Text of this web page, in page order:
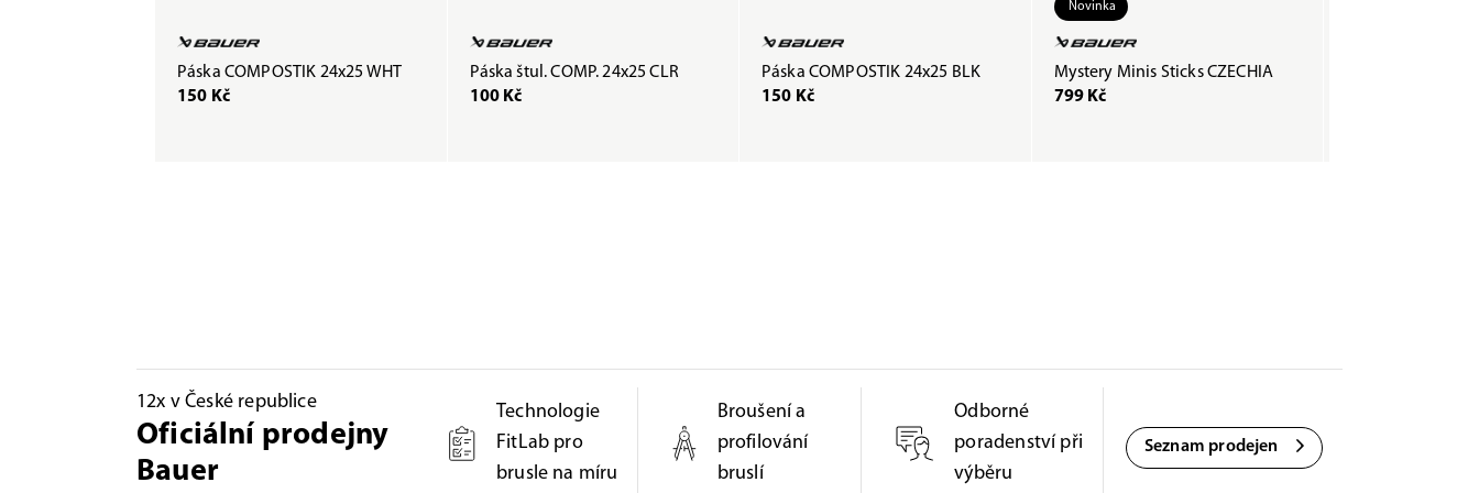
Páska COMPOSTIK 24x25 WHT
150 Kč
Páska štul. COMP. 24x25 CLR
100 Kč
Páska COMPOSTIK 24x25 BLK
150 Kč
Novinka
Mystery Minis Sticks CZECHIA
799 Kč
12x v České republice
Oficiální prodejny
Bauer
Technologie
FitLab pro
brusle na míru
Broušení a
profilování
bruslí
Odborné
poradenství při
výběru
Seznam prodejen